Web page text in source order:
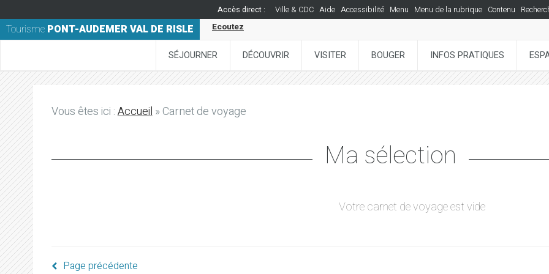
Accès direct : Ville & CDC Aide Accessibilité Menu Menu de la rubrique Contenu
Tourisme PONT-AUDEMER VAL DE RISLE Ecoutez
SÉJOURNER DÉCOUVRIR VISITER BOUGER INFOS PRATIQUES
Vous êtes ici :Accueil» Carnet de voyage
Ma sélection
Votre carnet de voyage est vide
Page précédente